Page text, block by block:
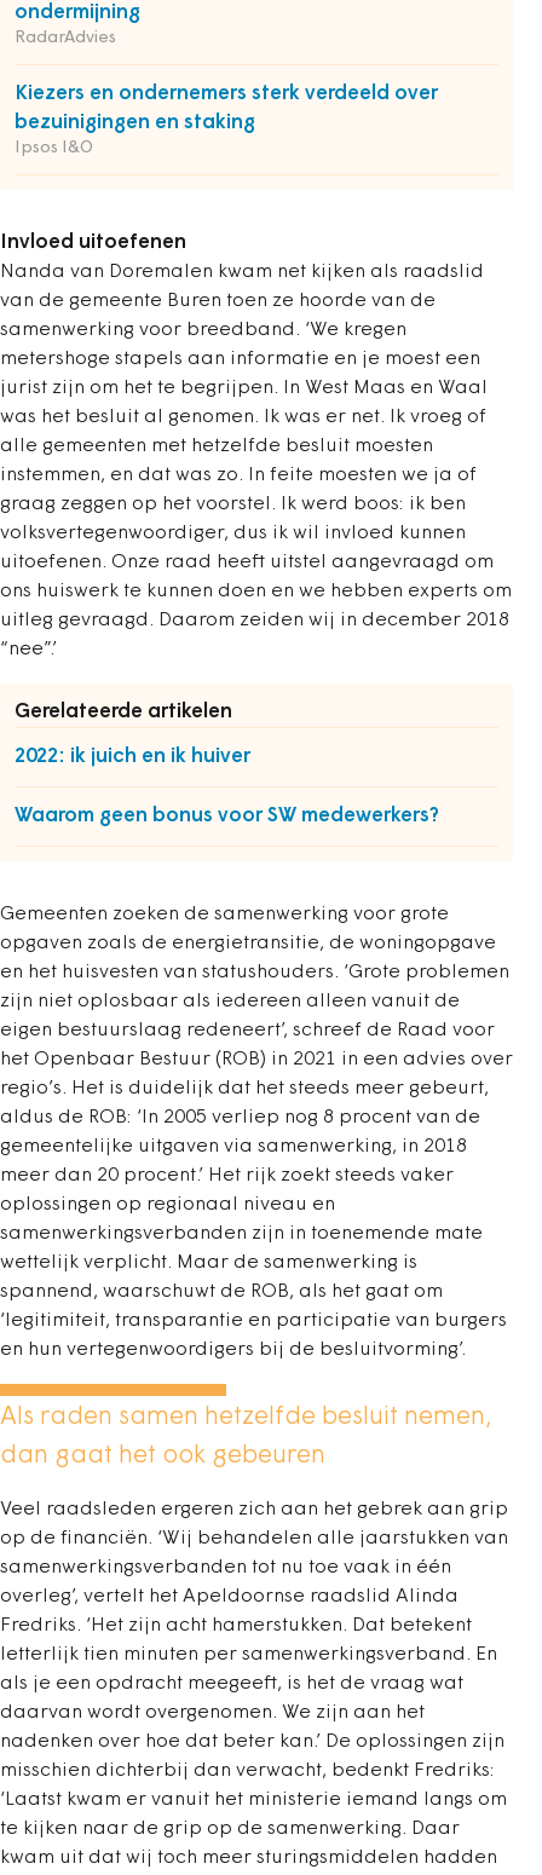
ondermijning
RadarAdvies
Kiezers en ondernemers sterk verdeeld over
bezuinigingen en staking
Ipsos I&O
Invloed uitoefenen
Nanda van Doremalen kwam net kijken als raadslid
van de gemeente Buren toen ze hoorde van de
samenwerking voor breedband. ‘We kregen
metershoge stapels aan informatie en je moest een
jurist zijn om het te begrijpen. In West Maas en Waal
was het besluit al genomen. Ik was er net. Ik vroeg of
alle gemeenten met hetzelfde besluit moesten
instemmen, en dat was zo. In feite moesten we ja of
graag zeggen op het voorstel. Ik werd boos: ik ben
volksvertegenwoordiger, dus ik wil invloed kunnen
uitoefenen. Onze raad heeft uitstel aangevraagd om
ons huiswerk te kunnen doen en we hebben experts om
uitleg gevraagd. Daarom zeiden wij in december 2018
“nee”.’
Gerelateerde artikelen
2022: ik juich en ik huiver
Waarom geen bonus voor SW medewerkers?
Gemeenten zoeken de samenwerking voor grote
opgaven zoals de energietransitie, de woningopgave
en het huisvesten van statushouders. ‘Grote problemen
zijn niet oplosbaar als iedereen alleen vanuit de
eigen bestuurslaag redeneert’, schreef de Raad voor
het Openbaar Bestuur (ROB) in 2021 in een advies over
regio’s. Het is duidelijk dat het steeds meer gebeurt,
aldus de ROB: ‘In 2005 verliep nog 8 procent van de
gemeentelijke uitgaven via samenwerking, in 2018
meer dan 20 procent.’ Het rijk zoekt steeds vaker
oplossingen op regionaal niveau en
samenwerkingsverbanden zijn in toenemende mate
wettelijk verplicht. Maar de samenwerking is
spannend, waarschuwt de ROB, als het gaat om
‘legitimiteit, transparantie en participatie van burgers
en hun vertegenwoordigers bij de besluitvorming’.
Als raden samen hetzelfde besluit nemen,
dan gaat het ook gebeuren
Veel raadsleden ergeren zich aan het gebrek aan grip
op de financiën. ‘Wij behandelen alle jaarstukken van
samenwerkingsverbanden tot nu toe vaak in één
overleg’, vertelt het Apeldoornse raadslid Alinda
Fredriks. ‘Het zijn acht hamerstukken. Dat betekent
letterlijk tien minuten per samenwerkingsverband. En
als je een opdracht meegeeft, is het de vraag wat
daarvan wordt overgenomen. We zijn aan het
nadenken over hoe dat beter kan.’ De oplossingen zijn
misschien dichterbij dan verwacht, bedenkt Fredriks:
‘Laatst kwam er vanuit het ministerie iemand langs om
te kijken naar de grip op de samenwerking. Daar
kwam uit dat wij toch meer sturingsmiddelen hadden